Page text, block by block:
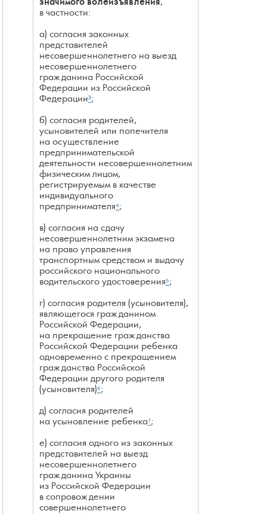
значимого волеизъявления,
в частности:
а) согласия законных
представителей
несовершеннолетнего на выезд
несовершеннолетнего
гражданина Российской
Федерации из Российской
Федерации³;
б) согласия родителей,
усыновителей или попечителя
на осуществление
предпринимательской
деятельности несовершеннолетним
физическим лицом,
регистрируемым в качестве
индивидуального
предпринимателя⁴;
в) согласия на сдачу
несовершеннолетним экзамена
на право управления
транспортным средством и выдачу
российского национального
водительского удостоверения⁵;
г) согласия родителя (усыновителя),
являющегося гражданином
Российской Федерации,
на прекращение гражданства
Российской Федерации ребенка
одновременно с прекращением
гражданства Российской
Федерации другого родителя
(усыновителя)⁶;
д) согласия родителей
на усыновление ребенка⁷;
е) согласия одного из законных
представителей на выезд
несовершеннолетнего
гражданина Украины
из Российской Федерации
в сопровождении
совершеннолетнего